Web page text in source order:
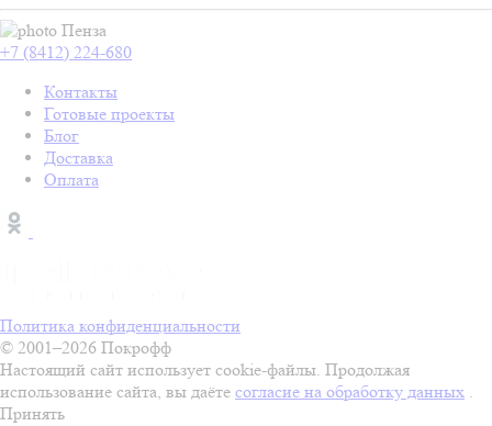
Пенза
+7 (8412) 224-680
Контакты
Готовые проекты
Блог
Доставка
Оплата
Политика конфиденциальности
© 2001–2026 Покрофф
Настоящий сайт использует cookie-файлы. Продолжая
использование сайта, вы даёте согласие на обработку данных .
Принять